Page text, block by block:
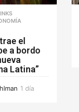
el
a bordo
Latina”
1 día